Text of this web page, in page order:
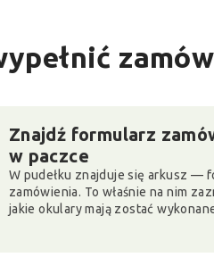
Znajdź formularz
w paczce
W pudełku znajduje się arkusz —
zamówienia. To właśnie na nim
jakie okulary mają zostać